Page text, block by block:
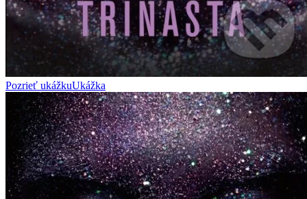
Pozrieť ukážkuUkážka